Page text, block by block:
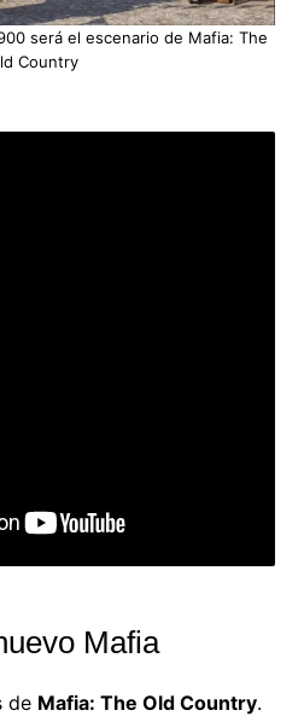
será el escenario de Mafia: The
Country
Mafia
de Mafia: The Old Country.